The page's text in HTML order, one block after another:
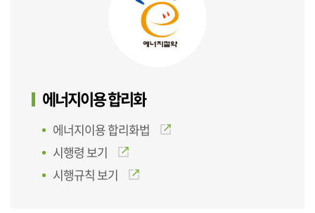
에너지이용 합리화
에너지이용 합리화법
시행령 보기
시행규칙 보기